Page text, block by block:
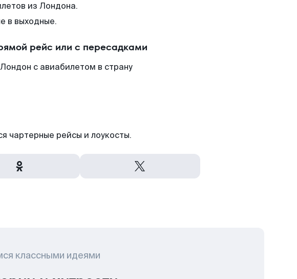
из Лондона.
в выходные.
рейс или с пересадками
с авиабилетом в страну
чартерные рейсы и лоукосты.
классными идеями